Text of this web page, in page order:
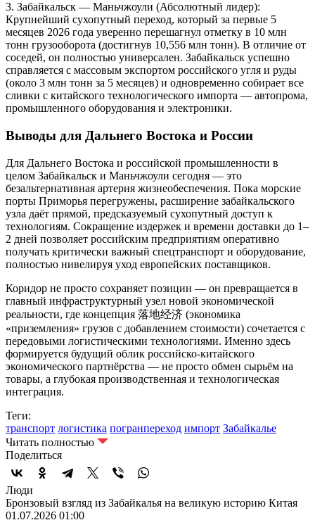
3. Забайкальск — Маньчжоули (Абсолютный лидер):
Крупнейший сухопутный переход, который за первые 5
месяцев 2026 года уверенно перешагнул отметку в 10 млн
тонн грузооборота (достигнув 10,556 млн тонн). В отличие от
соседей, он полностью универсален. Забайкальск успешно
справляется с массовым экспортом российского угля и руды
(около 3 млн тонн за 5 месяцев) и одновременно собирает все
сливки с китайского технологического импорта — автопрома,
промышленного оборудования и электроники.
Выводы для Дальнего Востока и России
Для Дальнего Востока и российской промышленности в
целом Забайкальск и Маньчжоули сегодня — это
безальтернативная артерия жизнеобеспечения. Пока морские
порты Приморья перегружены, расширение забайкальского
узла даёт прямой, предсказуемый сухопутный доступ к
технологиям. Сокращение издержек и времени доставки до 1–
2 дней позволяет российским предприятиям оперативно
получать критически важный спецтранспорт и оборудование,
полностью нивелируя уход европейских поставщиков.
Коридор не просто сохраняет позиции — он превращается в
главный инфраструктурный узел новой экономической
реальности, где концепция 落地经济 (экономика
«приземления» грузов с добавлением стоимости) сочетается с
передовыми логистическими технологиями. Именно здесь
формируется будущий облик российско-китайского
экономического партнёрства — не просто обмен сырьём на
товары, а глубокая производственная и технологическая
интеграция.
Теги:
транспорт логистика погранпереход импорт Забайкалье
Читать полностью
Поделиться
Люди
Бронзовый взгляд из Забайкалья на великую историю Китая
01.07.2026 01:00